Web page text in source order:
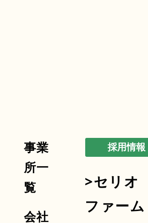
事業
所一
覧
会社
採用情報
>セリオ
ファーム